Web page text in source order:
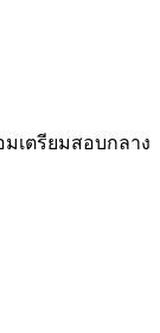
เตรียมสอบกลาง